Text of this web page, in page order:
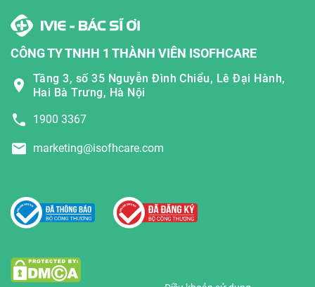
CÔNG TY TNHH 1 THÀNH VIÊN ISOFHCARE
Tầng 3, số 35 Nguyễn Đình Chiểu, Lê Đại Hành,
Hai Bà Trưng, Hà Nội
1900 3367
marketing@isofhcare.com